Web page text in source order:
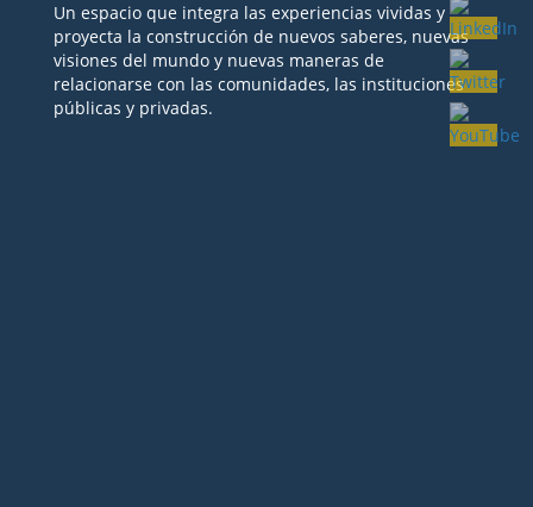
Un espacio que integra las experiencias vividas y
proyecta la construcción de nuevos saberes, nuevas
visiones del mundo y nuevas maneras de
relacionarse con las comunidades, las instituciones
públicas y privadas.